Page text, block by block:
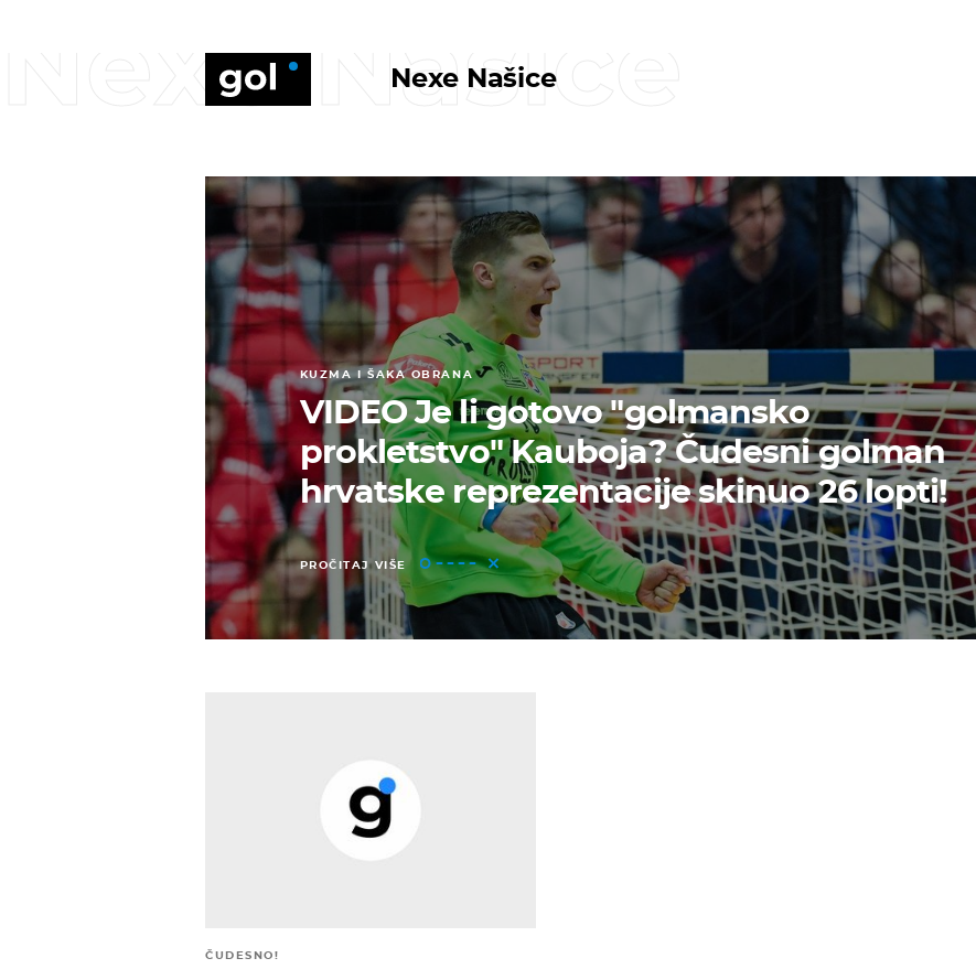
Nexe Našice
Nexe Našice
KUZMA I ŠAKA OBRANA
VIDEO Je li gotovo "golmansko
prokletstvo" Kauboja? Čudesni golman
hrvatske reprezentacije skinuo 26 lopti!
PROČITAJ VIŠE
ČUDESNO!